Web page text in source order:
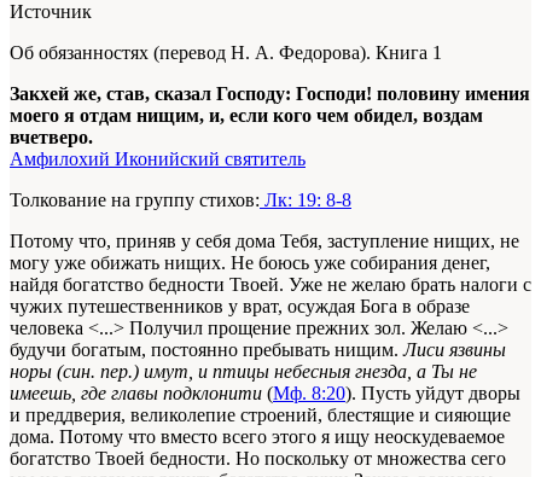
Источник
Об обязанностях (перевод Н. А. Федорова). Книга 1
Закхей же, став, сказал Господу: Господи! половину имения
моего я отдам нищим, и, если кого чем обидел, воздам
вчетверо.
Амфилохий Иконийский святитель
Толкование на группу стихов: Лк: 19: 8-8
Потому что, приняв у себя дома Тебя, заступление нищих, не
могу уже обижать нищих. Не боюсь уже собирания денег,
найдя богатство бедности Твоей. Уже не желаю брать налоги с
чужих путешественников у врат, осуждая Бога в образе
человека <...> Получил прощение прежних зол. Желаю <...>
будучи богатым, постоянно пребывать нищим.Лиси язвины
норы (син. пер.) имут, и птицы небесныя гнезда, а Ты не
имеешь, где главы подклонити (Мф. 8:20). Пусть уйдут дворы
и преддве­рия, великолепие строений, блестящие и сияющие
дома. Потому что вместо всего этого я ищу неоскудеваемое
богатство Твоей бедности. Но поскольку от множества сего